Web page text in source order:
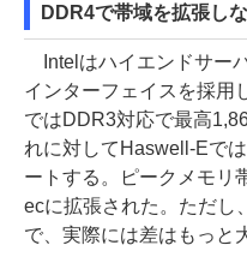
DDR4で帯域を拡張し
Intelはハイエンドサー
インターフェイスを採用
ではDDR3対応で最高
れに対してHaswell-Eで
ートする。ピークメモリ
ecに拡張された。ただし
で、実際には差はもっと